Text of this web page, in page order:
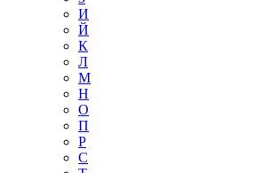
И
Й
К
Л
М
Н
О
П
Р
С